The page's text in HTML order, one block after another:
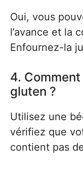
Oui, vous
l’avance et la
Enfournez-la
4.
gluten ?
Utilisez une
vérifiez que
contient pas